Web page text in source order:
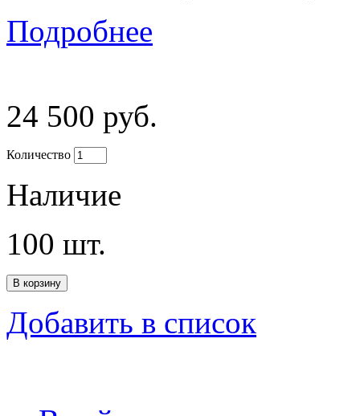
Подробнее
24 500 руб.
Количество
Наличие
100 шт.
Добавить в список